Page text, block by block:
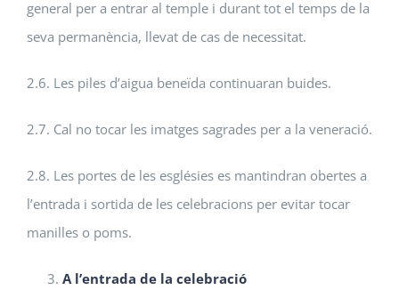
general per a entrar al temple i durant tot el temps de la
seva permanència, llevat de cas de necessitat.
2.6. Les piles d’aigua beneïda continuaran buides.
2.7. Cal no tocar les imatges sagrades per a la veneració.
2.8. Les portes de les esglésies es mantindran obertes a
l’entrada i sortida de les celebracions per evitar tocar
manilles o poms.
A l’entrada de la celebració